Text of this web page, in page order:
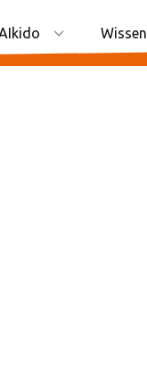
Wissen